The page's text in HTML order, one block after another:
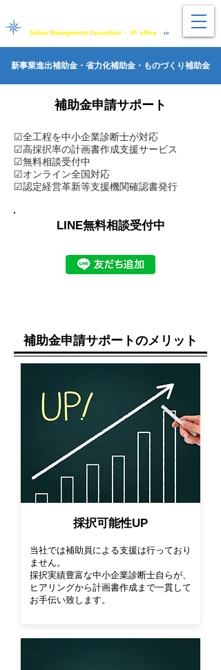
新事業進出補助金・省力化補助金・ものづくり補助金
​​補助金申請サポート
☑全工程を中小企業診断士が対応
☑高採択率の計画書作成支援サービス
​☑無料相談受付中
​☑オンライン全国対応
​☑認定経営革新等支援機関確認書発行
LINE無料相談受付中
​補助金申請サポートのメリット
​採択可能性UP
当社では補助員による支援は行っており
ません。
採択実績豊富な中小企業診断士自らが、
ヒアリングから計画書作成まで一貫して
お手伝い致します。